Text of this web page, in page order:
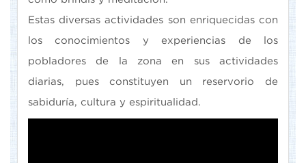
Estas diversas actividades son enriquecidas con
los conocimientos y experiencias de los
pobladores de la zona en sus actividades
diarias, pues constituyen un reservorio de
sabiduría, cultura y espiritualidad.